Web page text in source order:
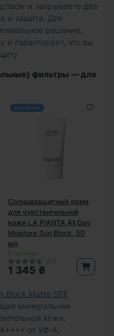
и закрываете две
и защита. Для
решение,
и гарантирует, что вы
фильтры — для
Популярный
Солнцезащитный крем
для чувствительной
кожи LA PIANTA All Day
Moisture Sun Block, 50
мл
В наличии
0
1 345 ₴
Block Matte SPF
минеральная
кожи.
от УФ-А,